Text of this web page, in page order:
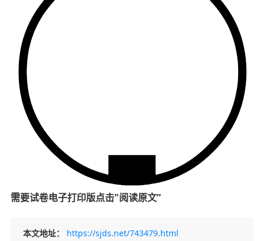
需要试卷电子打印版点击"阅读原文”
本文地址：
https://sjds.net/743479.html